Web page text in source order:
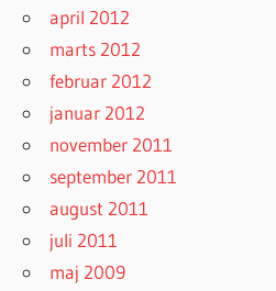
april 2012
marts 2012
februar 2012
januar 2012
november 2011
september 2011
august 2011
juli 2011
maj 2009